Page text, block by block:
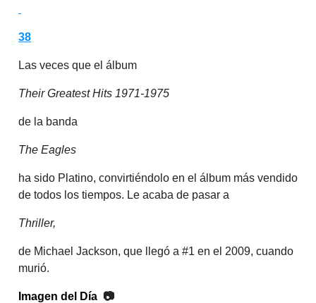
38
Las veces que el álbum
Their Greatest Hits 1971-1975
de la banda
The Eagles
ha sido Platino, convirtiéndolo en el álbum más vendido
de todos los tiempos. Le acaba de pasar a
Thriller,
de Michael Jackson, que llegó a #1 en el 2009, cuando
murió.
Imagen del Día 📷